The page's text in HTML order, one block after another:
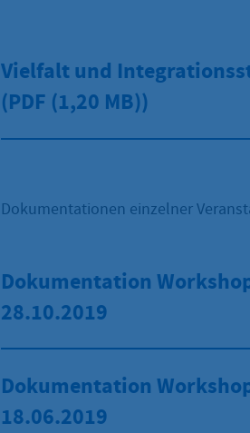
Vielfalt und
(PDF (1,20 MB))
Dokumentationen einzelner
Dokumentation
28.10.2019
Dokumentation
18.06.2019